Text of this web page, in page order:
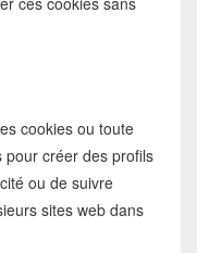
cookies ou toute
pour créer des profils
ou de suivre
sites web dans